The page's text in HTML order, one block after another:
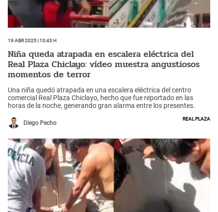
19 Abr 2025 | 10:43 h
Niña queda atrapada en escalera eléctrica del
Real Plaza Chiclayo: vídeo muestra angustiosos
momentos de terror
Una niña quedó atrapada en una escalera eléctrica del centro
comercial Real Plaza Chiclayo, hecho que fue reportado en las
horas de la noche, generando gran alarma entre los presentes.
Diego Pecho
Real Plaza